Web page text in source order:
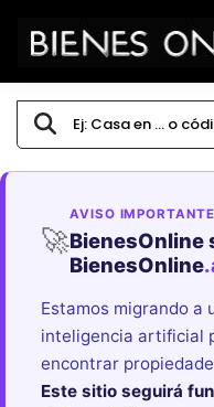
🚀
AVISO IMPORTANTE
BienesOnline
BienesOnline
Estamos migrando a
inteligencia artificial
encontrar
Este sitio seguirá